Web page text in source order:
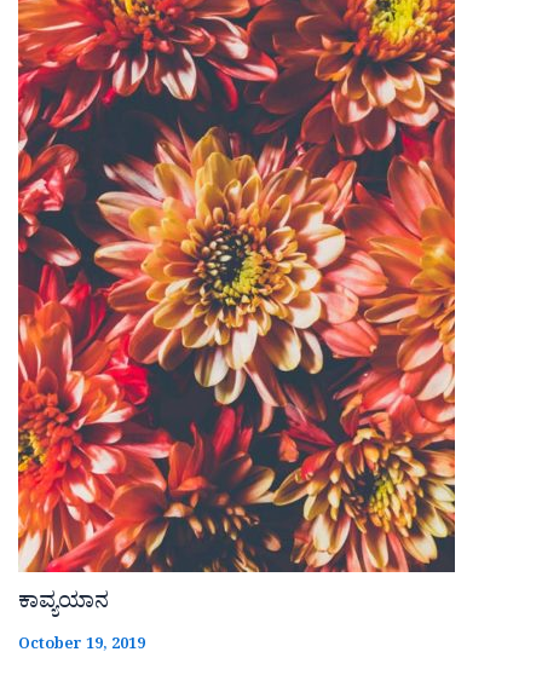
ಕಾವ್ಯಯಾನ
October 19, 2019